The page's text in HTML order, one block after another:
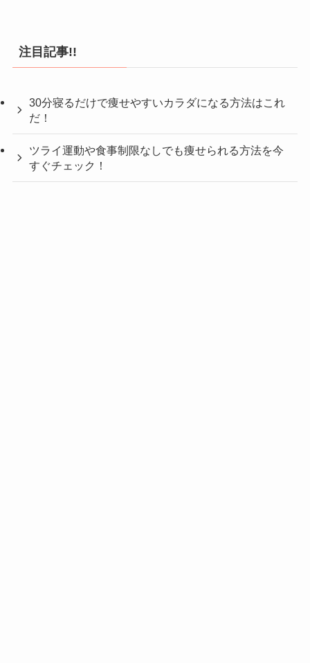
注目記事!!
30分寝るだけで痩せやすいカラダになる方法はこれ
だ！
ツライ運動や食事制限なしでも痩せられる方法を今
すぐチェック！